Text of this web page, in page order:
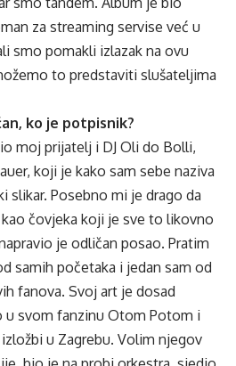
za streaming servise već u
smo pomakli izlazak na ovu
to predstaviti slušateljima
ko je potpisnik?
moj prijatelj i DJ Oli do Bolli,
koji je kako sam sebe naziva
slikar. Posebno mi je drago da
čovjeka koji je sve to likovno
je odličan posao. Pratim
samih početaka i jedan sam od
fanova. Svoj art je dosad
u svom fanzinu Otom Potom i
u Zagrebu. Volim njegov